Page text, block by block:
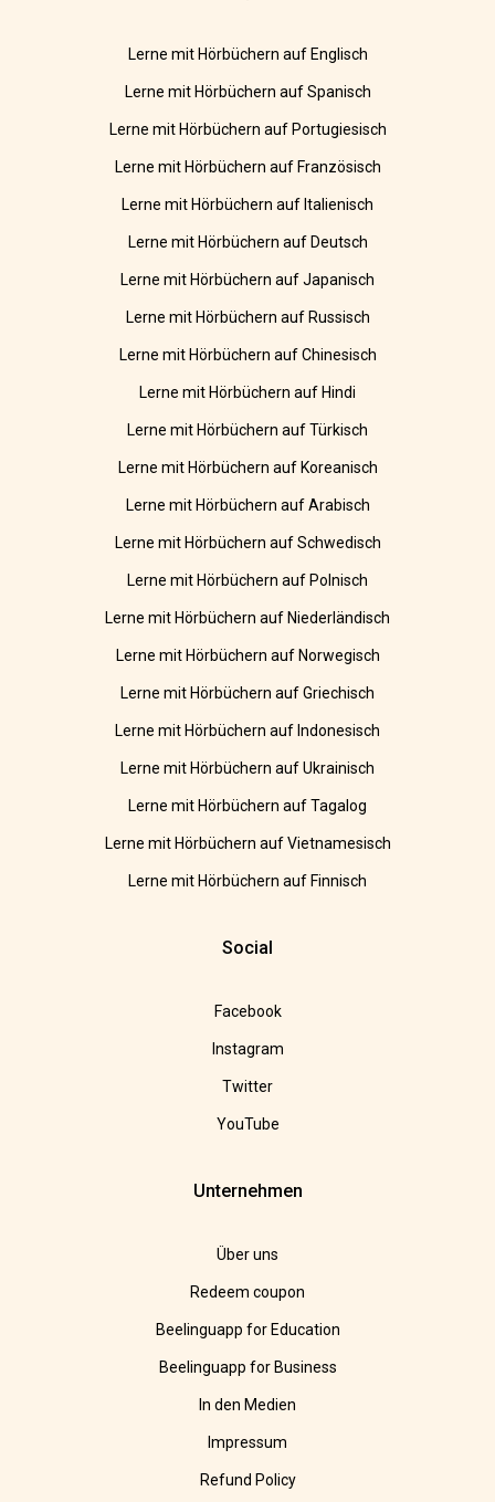
Lerne mit Hörbüchern auf Englisch
Lerne mit Hörbüchern auf Spanisch
Lerne mit Hörbüchern auf Portugiesisch
Lerne mit Hörbüchern auf Französisch
Lerne mit Hörbüchern auf Italienisch
Lerne mit Hörbüchern auf Deutsch
Lerne mit Hörbüchern auf Japanisch
Lerne mit Hörbüchern auf Russisch
Lerne mit Hörbüchern auf Chinesisch
Lerne mit Hörbüchern auf Hindi
Lerne mit Hörbüchern auf Türkisch
Lerne mit Hörbüchern auf Koreanisch
Lerne mit Hörbüchern auf Arabisch
Lerne mit Hörbüchern auf Schwedisch
Lerne mit Hörbüchern auf Polnisch
Lerne mit Hörbüchern auf Niederländisch
Lerne mit Hörbüchern auf Norwegisch
Lerne mit Hörbüchern auf Griechisch
Lerne mit Hörbüchern auf Indonesisch
Lerne mit Hörbüchern auf Ukrainisch
Lerne mit Hörbüchern auf Tagalog
Lerne mit Hörbüchern auf Vietnamesisch
Lerne mit Hörbüchern auf Finnisch
Social
Facebook
Instagram
Twitter
YouTube
Unternehmen
Über uns
Redeem coupon
Beelinguapp for Education
Beelinguapp for Business
In den Medien
Impressum
Refund Policy